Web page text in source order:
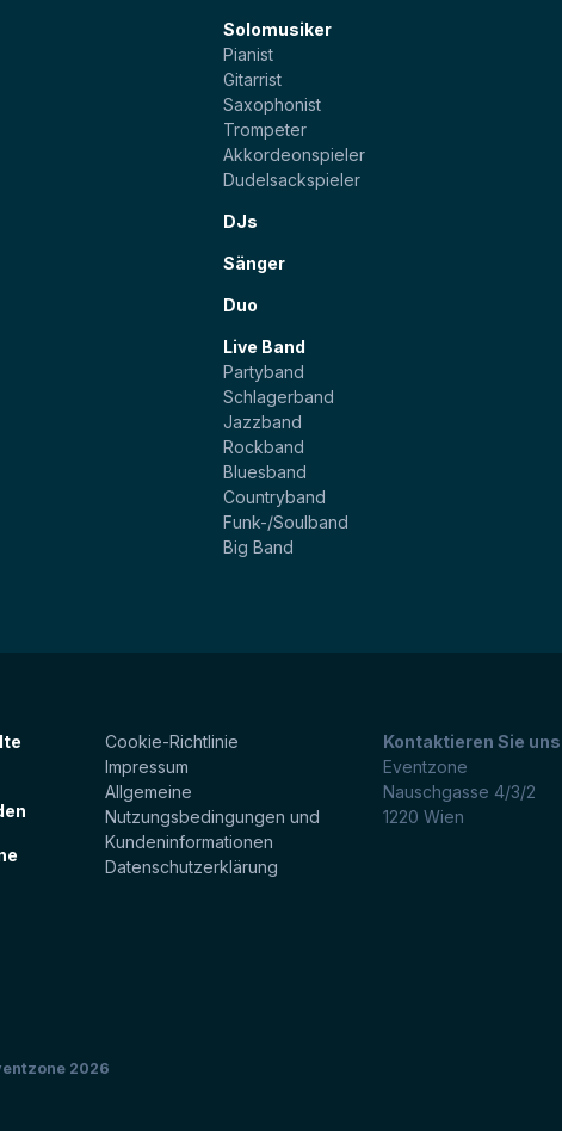
Solomusiker
Pianist
Gitarrist
Saxophonist
Trompeter
Akkordeonspieler
Dudelsackspieler
DJs
Sänger
Duo
Live Band
Partyband
Schlagerband
Jazzband
Rockband
Bluesband
Countryband
Funk-/Soulband
Big Band
Cookie-Richtlinie
Impressum
Allgemeine
Nutzungsbedingungen und
Kundeninformationen
Datenschutzerklärung
Kontaktieren Sie uns
Eventzone
Nauschgasse 4/3/2
1220 Wien
2026